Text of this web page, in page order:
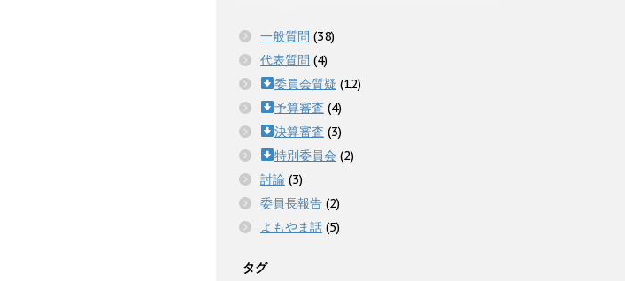
一般質問 (38)
代表質問 (4)
委員会質疑 (12)
予算審査 (4)
決算審査 (3)
特別委員会 (2)
討論 (3)
委員長報告 (2)
よもやま話 (5)
タグ